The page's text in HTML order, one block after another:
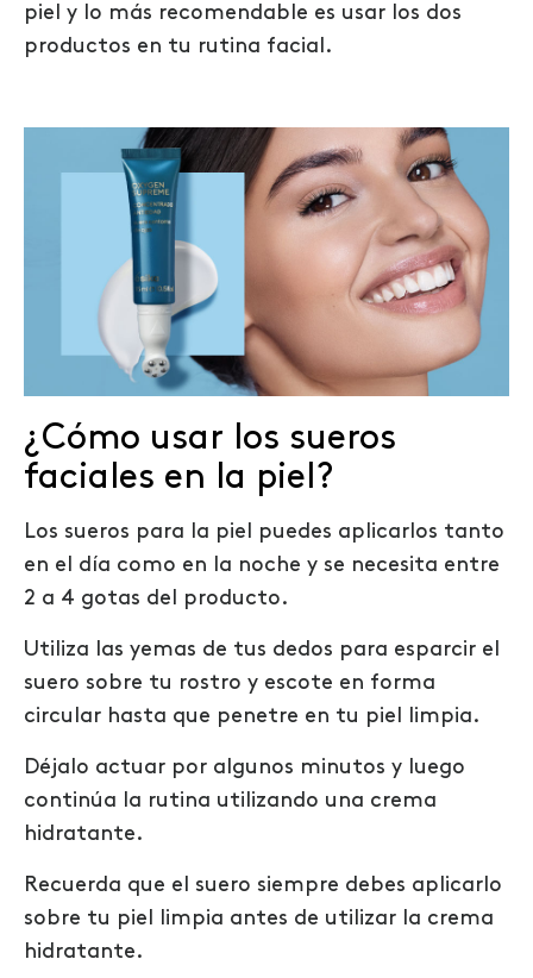
piel y lo más recomendable es usar los dos
productos en tu rutina facial.
¿Cómo usar los sueros
faciales en la piel?
Los sueros para la piel puedes aplicarlos tanto
en el día como en la noche y se necesita entre
2 a 4 gotas del producto.
Utiliza las yemas de tus dedos para esparcir el
suero sobre tu rostro y escote en forma
circular hasta que penetre en tu piel limpia.
Déjalo actuar por algunos minutos y luego
continúa la rutina utilizando una crema
hidratante.
Recuerda que el suero siempre debes aplicarlo
sobre tu piel limpia antes de utilizar la crema
hidratante.